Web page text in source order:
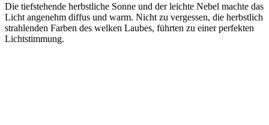
Die tiefstehende herbstliche Sonne und der leichte Nebel machte das
Licht angenehm diffus und warm. Nicht zu vergessen, die herbstlich
strahlenden Farben des welken Laubes, führten zu einer perfekten
Lichtstimmung.